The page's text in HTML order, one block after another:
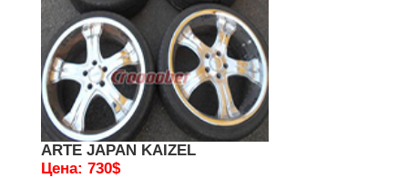
ARTE JAPAN KAIZEL
Цена: 730$